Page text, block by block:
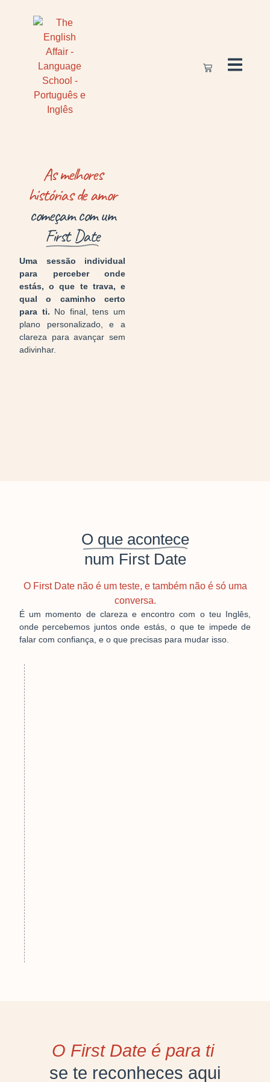
As melhores
histórias de amor
começam com um
First Date
Uma sessão individual
para perceber onde
estás, o que te trava, e
qual o caminho certo
para ti. No final, tens um
plano personalizado, e a
clareza para avançar sem
adivinhar.
O que acontece
num First Date
O First Date não é um teste, e também não é só uma
conversa.
É um momento de clareza e encontro com o teu Inglês,
onde percebemos juntos onde estás, o que te impede de
falar com confiança, e o que precisas para mudar isso.
O First Date é para ti ​
se te reconheces aqui